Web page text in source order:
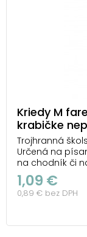
Kriedy M
krabičke
Trojhranná
Určená na
na chodník či
lámaniu a
tabule.
kriedy - 2 ks ze...
1,09 €
0,89 € bez DPH